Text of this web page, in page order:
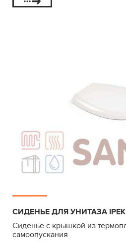
СИДЕНЬЕ ДЛЯ УНИТАЗА IPEK
Сиденье с крышкой из
самоопускания